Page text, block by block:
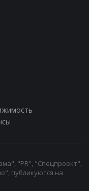
"PR", "Спецпроект",
публикуются на